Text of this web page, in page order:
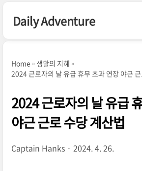
Daily Adventure
Home
생활의 지혜
2024 근로자의 날 유급 휴무 초과 연장 야근
2024 근로자의 날 유급
야근 근로 수당 계산법
Captain Hanks 2024. 4. 26.